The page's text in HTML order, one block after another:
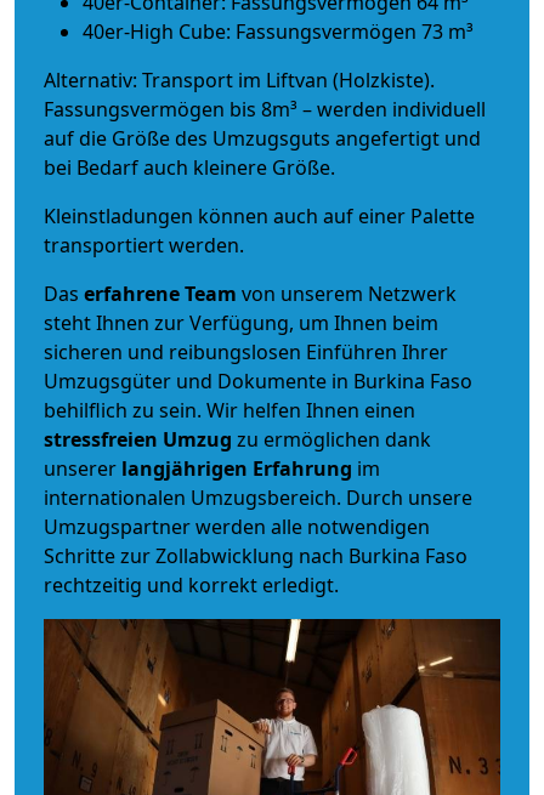
40er-High Cube: Fassungsvermögen 73 m³
Alternativ: Transport im Liftvan (Holzkiste).
Fassungsvermögen bis 8m³ – werden individuell
auf die Größe des Umzugsguts angefertigt und
bei Bedarf auch kleinere Größe.
Kleinstladungen können auch auf einer Palette
transportiert werden.
Das erfahrene Team von unserem Netzwerk
steht Ihnen zur Verfügung, um Ihnen beim
sicheren und reibungslosen Einführen Ihrer
Umzugsgüter und Dokumente in Burkina Faso
behilflich zu sein. Wir helfen Ihnen einen
stressfreien Umzug zu ermöglichen dank
unserer langjährigen Erfahrung im
internationalen Umzugsbereich. Durch unsere
Umzugspartner werden alle notwendigen
Schritte zur Zollabwicklung nach Burkina Faso
rechtzeitig und korrekt erledigt.